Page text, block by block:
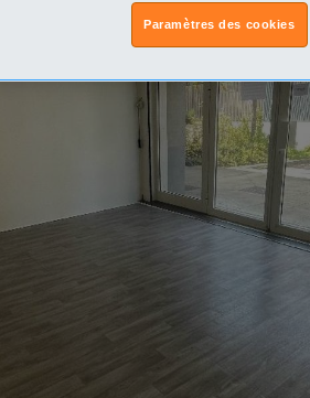
Paramètres des cookies